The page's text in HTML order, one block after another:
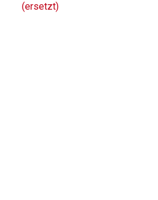
(ersetzt)